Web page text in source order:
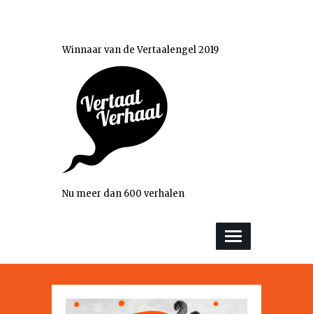
Winnaar van de Vertaalengel 2019
Nu meer dan 600 verhalen